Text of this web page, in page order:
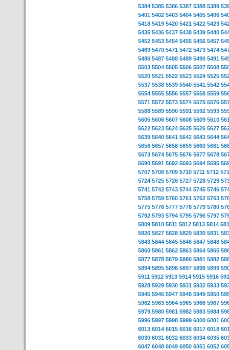
5384 5385 5386 5387 5388 5389
5401 5402 5403 5404 5405 5406
5418 5419 5420 5421 5422 5423
5435 5436 5437 5438 5439 5440
5452 5453 5454 5455 5456 5457
5469 5470 5471 5472 5473 5474
5486 5487 5488 5489 5490 5491
5503 5504 5505 5506 5507 5508
5520 5521 5522 5523 5524 5525
5537 5538 5539 5540 5541 5542
5554 5555 5556 5557 5558 5559
5571 5572 5573 5574 5575 5576
5588 5589 5590 5591 5592 5593
5605 5606 5607 5608 5609 5610
5622 5623 5624 5625 5626 5627
5639 5640 5641 5642 5643 5644
5656 5657 5658 5659 5660 5661
5673 5674 5675 5676 5677 5678
5690 5691 5692 5693 5694 5695
5707 5708 5709 5710 5711 5712
5724 5725 5726 5727 5728 5729
5741 5742 5743 5744 5745 5746
5758 5759 5760 5761 5762 5763
5775 5776 5777 5778 5779 5780
5792 5793 5794 5795 5796 5797
5809 5810 5811 5812 5813 5814
5826 5827 5828 5829 5830 5831
5843 5844 5845 5846 5847 5848
5860 5861 5862 5863 5864 5865
5877 5878 5879 5880 5881 5882
5894 5895 5896 5897 5898 5899
5911 5912 5913 5914 5915 5916
5928 5929 5930 5931 5932 5933
5945 5946 5947 5948 5949 5950
5962 5963 5964 5965 5966 5967
5979 5980 5981 5982 5983 5984
5996 5997 5998 5999 6000 6001
6013 6014 6015 6016 6017 6018
6030 6031 6032 6033 6034 6035
6047 6048 6049 6050 6051 6052